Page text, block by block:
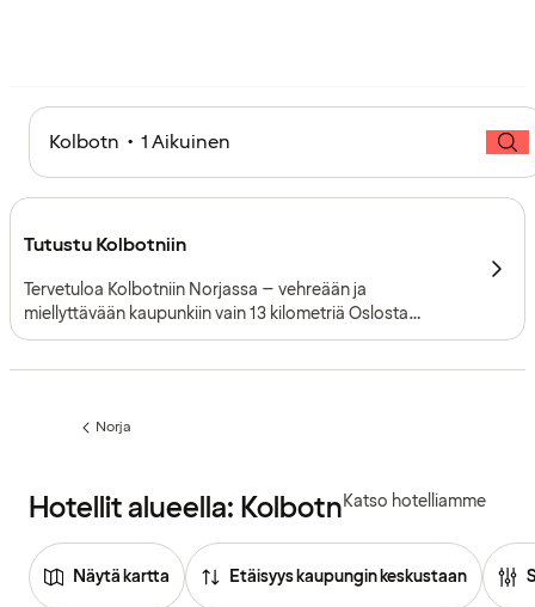
Kolbotn • 1 Aikuinen
Tutustu Kolbotniin
Tervetuloa Kolbotniin Norjassa – vehreään ja
miellyttävään kaupunkiin vain 13 kilometriä Oslosta
etelään. Täällä hiljainen pikkukaupunki kohtaa kulttuurin,
Edellinen
Norja
Hotellit alueella: KolbotnKatso hotelliamme
Näytä kartta Etäisyys kaupungin keskustaan